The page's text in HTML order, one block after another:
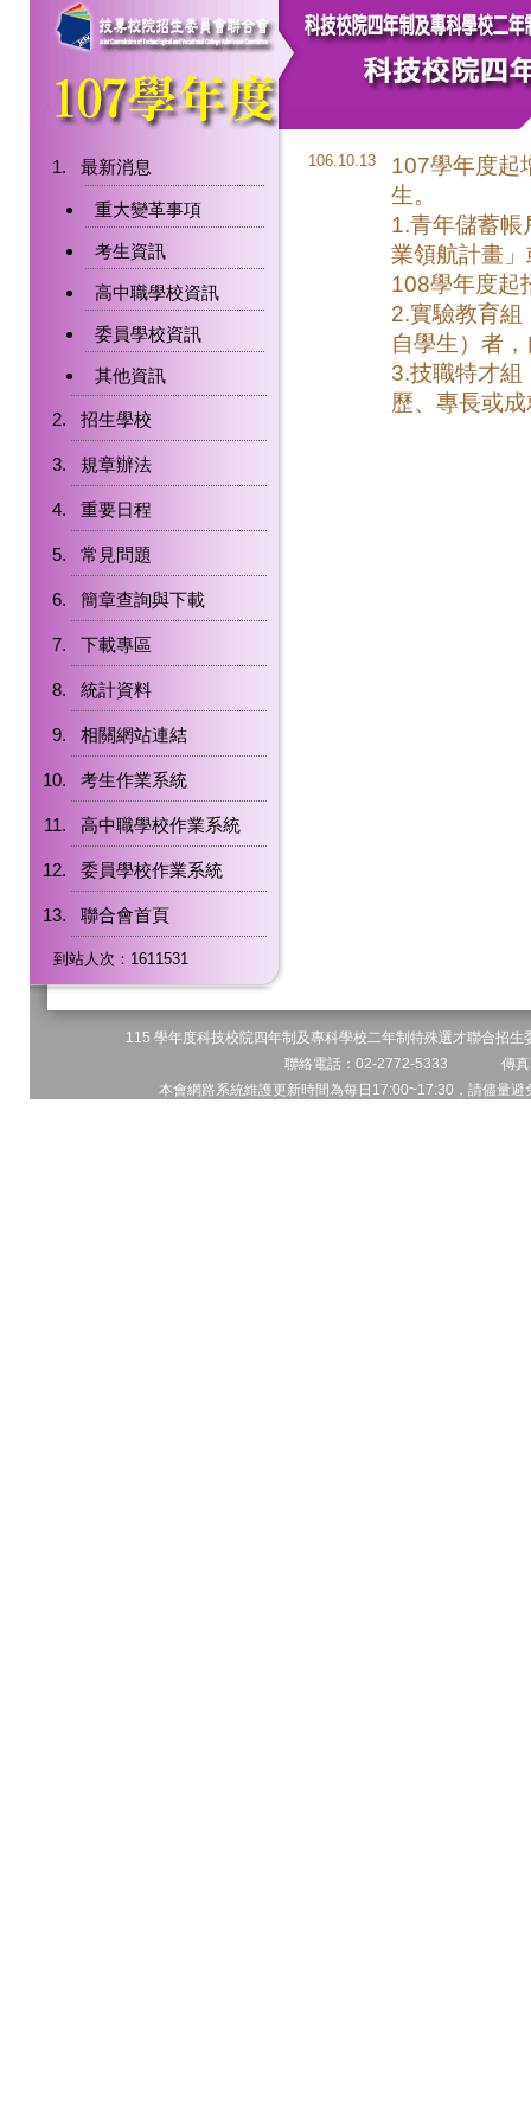
最新消息
重大變革事項
考生資訊
高中職學校資訊
委員學校資訊
其他資訊
招生學校
規章辦法
重要日程
常見問題
簡章查詢與下載
下載專區
統計資料
相關網站連結
考生作業系統
高中職學校作業系統
委員學校作業系統
聯合會首頁
到站人次：1611531
106.10.13
107學年度起
生。
1.青年儲蓄帳
業領航計畫
108學年度起
2.實驗教育組
自學生）者
3.技職特才組
歷、專長或
115 學年度科技校院四年制及專科學校二年制特殊選才聯合
聯絡電話：02-2772-5333 傳
本會網路系統維護更新時間為每日17:00~17:30，請儘量